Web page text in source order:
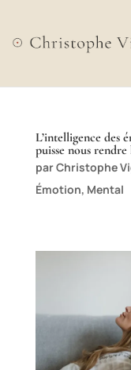
L’intelligence des
puisse nous
parChristophe
Émotion, Mental